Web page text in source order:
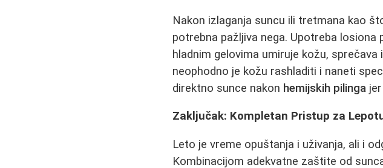
Nakon izlaganja suncu ili tretmana kao
potrebna pažljiva negа. Upotreba
hladnim gelovima umiruje kožu,
neophodno je kožu rashladiti i naneti
direktno sunce nakon hemijskih pilinga
Zaključak: Kompletan Pristup za
Leto je vreme opuštanja i uživanja, ali i
Kombinacijom adekvatne zaštite od